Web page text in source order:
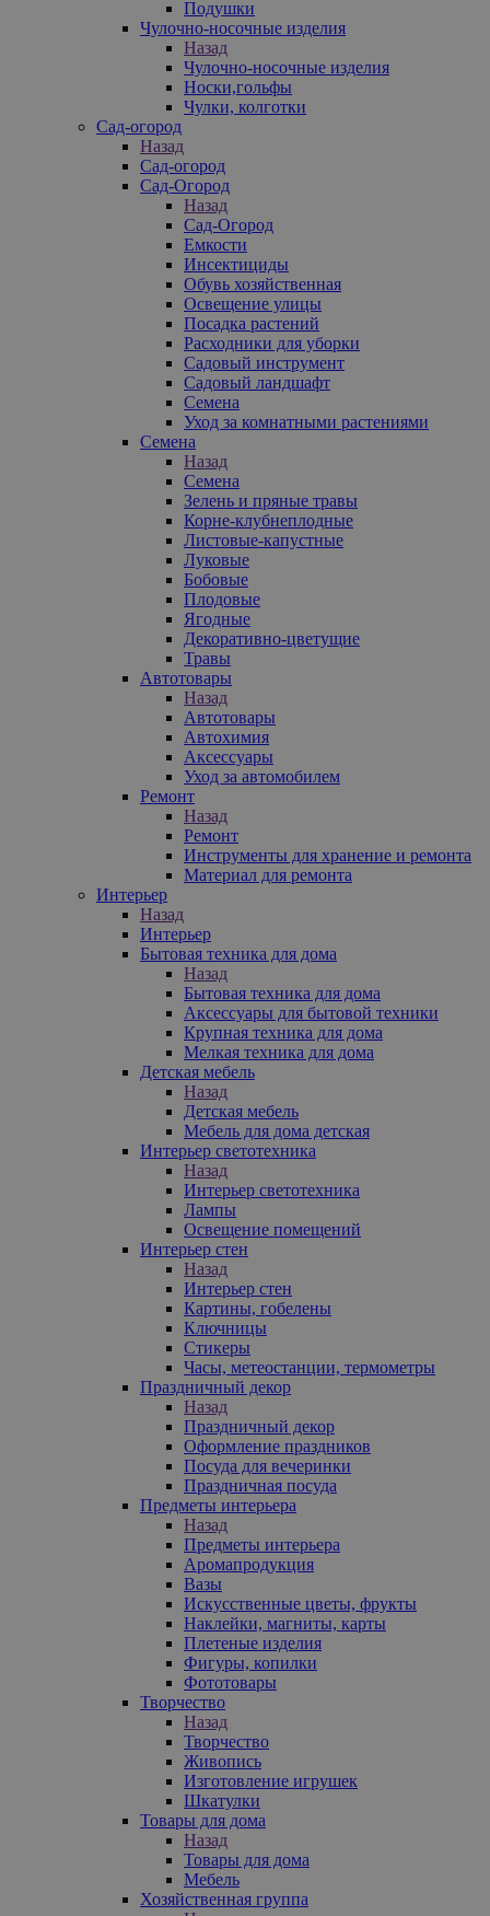
Подушки
Чулочно-носочные изделия
Назад
Чулочно-носочные изделия
Носки,гольфы
Чулки, колготки
Сад-огород
Назад
Сад-огород
Сад-Огород
Назад
Сад-Огород
Емкости
Инсектициды
Обувь хозяйственная
Освещение улицы
Посадка растений
Расходники для уборки
Садовый инструмент
Садовый ландшафт
Семена
Уход за комнатными растениями
Семена
Назад
Семена
Зелень и пряные травы
Корне-клубнеплодные
Листовые-капустные
Луковые
Бобовые
Плодовые
Ягодные
Декоративно-цветущие
Травы
Автотовары
Назад
Автотовары
Автохимия
Аксессуары
Уход за автомобилем
Ремонт
Назад
Ремонт
Инструменты для хранение и ремонта
Материал для ремонта
Интерьер
Назад
Интерьер
Бытовая техника для дома
Назад
Бытовая техника для дома
Аксессуары для бытовой техники
Крупная техника для дома
Мелкая техника для дома
Детская мебель
Назад
Детская мебель
Мебель для дома детская
Интерьер светотехника
Назад
Интерьер светотехника
Лампы
Освещение помещений
Интерьер стен
Назад
Интерьер стен
Картины, гобелены
Ключницы
Стикеры
Часы, метеостанции, термометры
Праздничный декор
Назад
Праздничный декор
Оформление праздников
Посуда для вечеринки
Праздничная посуда
Предметы интерьера
Назад
Предметы интерьера
Аромапродукция
Вазы
Искусственные цветы, фрукты
Наклейки, магниты, карты
Плетеные изделия
Фигуры, копилки
Фототовары
Творчество
Назад
Творчество
Живопись
Изготовление игрушек
Шкатулки
Товары для дома
Назад
Товары для дома
Мебель
Хозяйственная группа